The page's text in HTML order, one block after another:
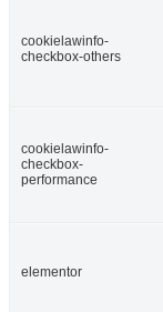
cookielawinfo-
checkbox-others
cookielawinfo-
checkbox-
performance
elementor